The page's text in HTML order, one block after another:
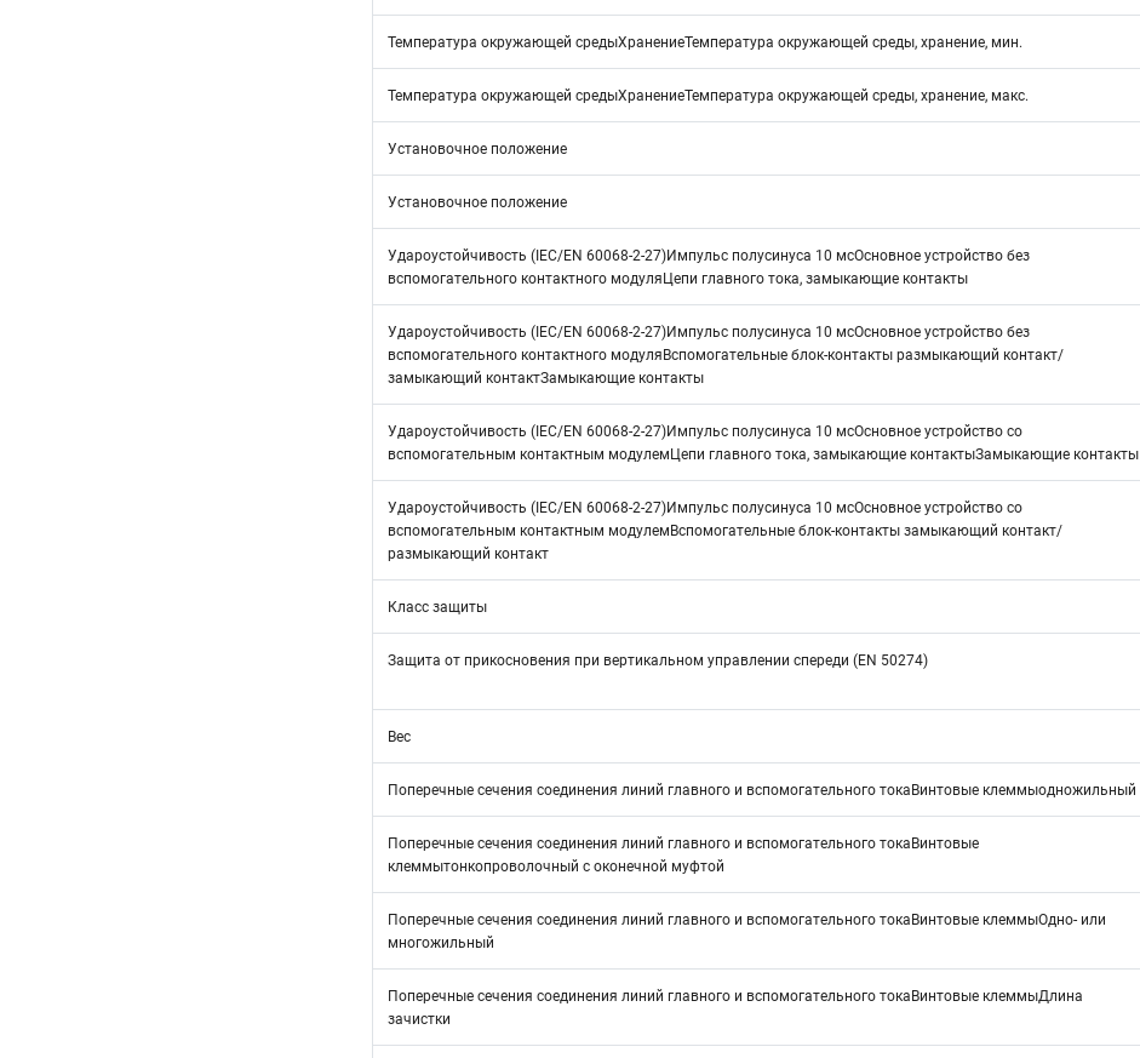
Температура окружающей средыХранениеТемпература окружающей среды, хранение, мин.
Температура окружающей средыХранениеТемпература окружающей среды, хранение, макс.
Установочное положение
Установочное положение
Удароустойчивость (IEC/EN 60068-2-27)Импульс полусинуса 10 мсОсновное устройство без
вспомогательного контактного модуляЦепи главного тока, замыкающие контакты
Удароустойчивость (IEC/EN 60068-2-27)Импульс полусинуса 10 мсОсновное устройство без
вспомогательного контактного модуляВспомогательные блок-контакты размыкающий контакт/
замыкающий контактЗамыкающие контакты
Удароустойчивость (IEC/EN 60068-2-27)Импульс полусинуса 10 мсОсновное устройство со
вспомогательным контактным модулемЦепи главного тока, замыкающие контактыЗамыкающие контакты
Удароустойчивость (IEC/EN 60068-2-27)Импульс полусинуса 10 мсОсновное устройство со
вспомогательным контактным модулемВспомогательные блок-контакты замыкающий контакт/
размыкающий контакт
Класс защиты
Защита от прикосновения при вертикальном управлении спереди (EN 50274)
Вес
Поперечные сечения соединения линий главного и вспомогательного токаВинтовые клеммыодножильный
Поперечные сечения соединения линий главного и вспомогательного токаВинтовые
клеммытонкопроволочный с оконечной муфтой
Поперечные сечения соединения линий главного и вспомогательного токаВинтовые клеммыОдно- или
многожильный
Поперечные сечения соединения линий главного и вспомогательного токаВинтовые клеммыДлина
зачистки